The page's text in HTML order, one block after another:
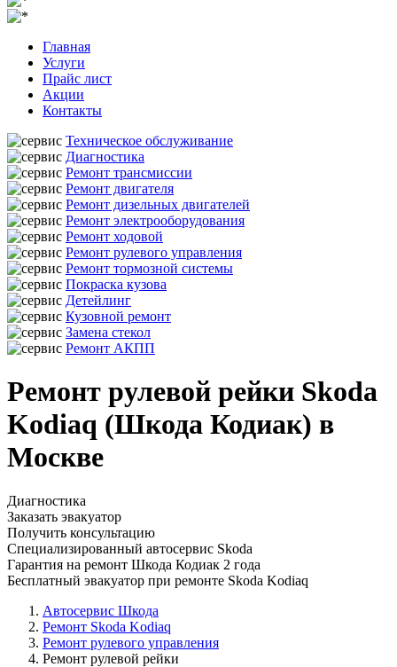
Главная
Услуги
Прайс лист
Акции
Контакты
Техническое обслуживание
Диагностика
Ремонт трансмиссии
Ремонт двигателя
Ремонт дизельных двигателей
Ремонт электрооборудования
Ремонт ходовой
Ремонт рулевого управления
Ремонт тормозной системы
Покраска кузова
Детейлинг
Кузовной ремонт
Замена стекол
Ремонт АКПП
Ремонт рулевой рейки Skoda
Kodiaq (Шкода Кодиак) в
Москве
Диагностика
Заказать эвакуатор
Получить консультацию
Специализированный автосервис Skoda
Гарантия на ремонт Шкода Кодиак 2 года
Бесплатный эвакуатор при ремонте Skoda Kodiaq
Автосервис Шкода
Ремонт Skoda Kodiaq
Ремонт рулевого управления
Ремонт рулевой рейки